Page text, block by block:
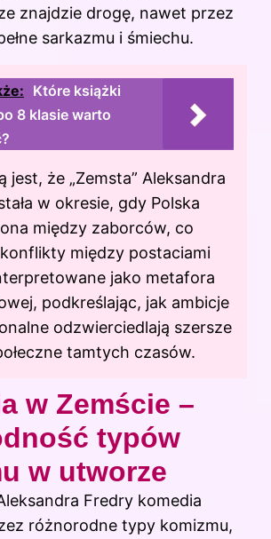
znajdzie drogę, nawet przez
sarkazmu i śmiechu.
Które książki
8 klasie warto
jest, że „Zemsta” Aleksandra
w okresie, gdy Polska
między zaborców, co
między postaciami
jako metafora
podkreślając, jak ambicje
odzwierciedlają szersze
tamtych czasów.
w Zemście –
typów
w utworze
Fredry komedia
różnorodne typy komizmu,